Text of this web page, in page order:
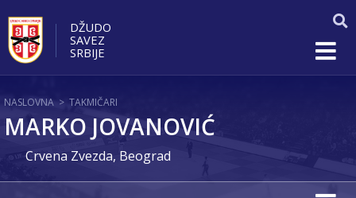
DŽUDO
SAVEZ
SRBIJE
NASLOVNA > TAKMIČARI
MARKO JOVANOVIĆ
Crvena Zvezda, Beograd